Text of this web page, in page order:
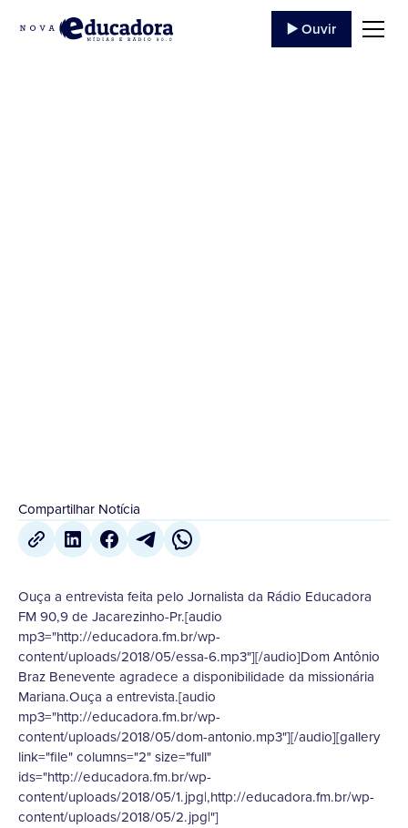
▶️ Ouvir
Compartilhar Notícia
Ouça a entrevista feita pelo Jornalista da Rádio Educadora
FM 90,9 de Jacarezinho-Pr.[audio
mp3="http://educadora.fm.br/wp-
content/uploads/2018/05/essa-6.mp3"][/audio]Dom Antônio
Braz Benevente agradece a disponibilidade da missionária
Mariana.Ouça a entrevista.[audio
mp3="http://educadora.fm.br/wp-
content/uploads/2018/05/dom-antonio.mp3"][/audio][gallery
link="file" columns="2" size="full"
ids="http://educadora.fm.br/wp-
content/uploads/2018/05/1.jpg|,http://educadora.fm.br/wp-
content/uploads/2018/05/2.jpg|"]